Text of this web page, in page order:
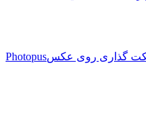
افکت گذاری روی عکسPhotopus